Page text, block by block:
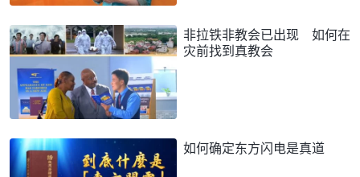
非拉铁非教会已出现 如何在
灾前找到真教会
如何确定东方闪电是真道